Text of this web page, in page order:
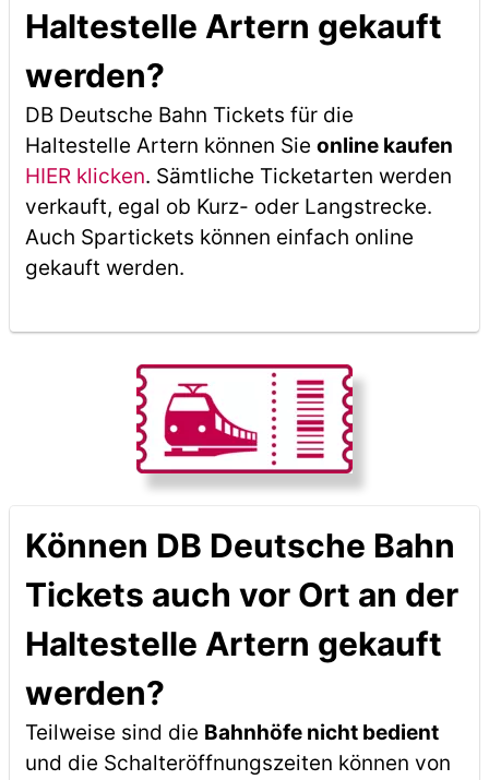
Haltestelle Artern gekauft
werden?
DB Deutsche Bahn Tickets für die
Haltestelle Artern können Sie online kaufen
HIER klicken. Sämtliche Ticketarten werden
verkauft, egal ob Kurz- oder Langstrecke.
Auch Spartickets können einfach online
gekauft werden.
Können DB Deutsche Bahn
Tickets auch vor Ort an der
Haltestelle Artern gekauft
werden?
Teilweise sind die Bahnhöfe nicht bedient
und die Schalteröffnungszeiten können von